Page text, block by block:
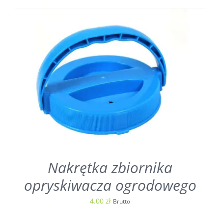
Nakrętka zbiornika
opryskiwacza ogrodowego
4.00 zł Brutto